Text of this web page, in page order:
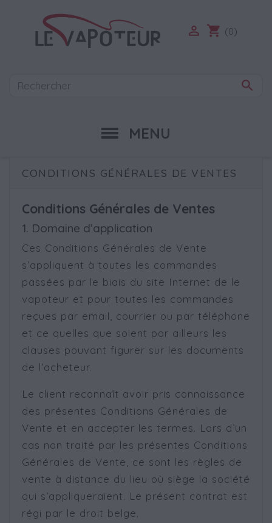

 shopping_cart (0)
MENU
CONDITIONS GÉNÉRALES DE VENTES
Conditions Générales de Ventes
1. Domaine d’application
Ces Conditions Générales de Vente
s’appliquent à toutes les commandes
passées par le biais du site Internet de le
vapoteur et pour toutes les commandes
reçues par email, courrier ou par téléphone
et ce quelles que soient par ailleurs les
clauses pouvant figurer sur les documents
de l’acheteur.
Le client reconnaît avoir pris connaissance
des présentes Conditions Générales de
Vente et en accepter les termes. Lors d’un
cas non traité par les présentes Conditions
Générales de Vente, ce sont les règles de
vente à distance du lieu où siège la société
qui s’appliqueraient. Le présent contrat est
régi par le droit belge.